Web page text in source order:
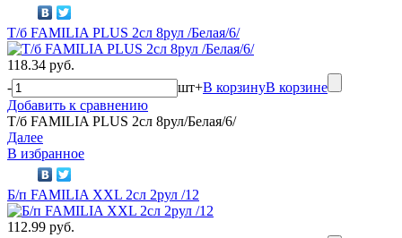
Т/б FAMILIA PLUS 2сл 8рул /Белая/6/
118.34 руб.
-
шт+В корзинуВ корзине
Добавить к сравнению
Т/б FAMILIA PLUS 2сл 8рул/Белая/6/
Далее
В избранное
Б/п FAMILIA XXL 2сл 2рул /12
112.99 руб.